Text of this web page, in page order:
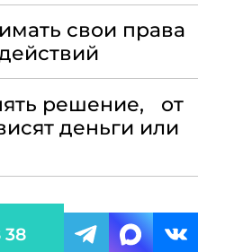
свои права
решение, от
деньги или
38